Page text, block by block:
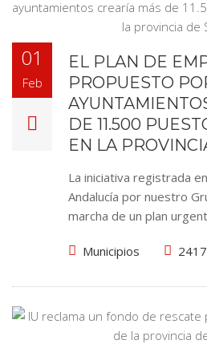
01
Feb
EL PLAN DE
PROPUESTO
DE 11.500
EN LA
La iniciativa registrada
Andalucía por nuestro
marcha de un plan
Municipios 2417